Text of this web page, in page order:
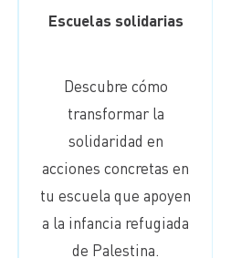
Escuelas solidarias
Descubre cómo
transformar la
solidaridad en
acciones concretas en
tu escuela que apoyen
a la infancia refugiada
de Palestina.